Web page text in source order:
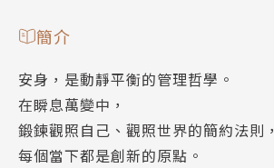
簡介
安身，是動靜平衡的管理哲學。
在瞬息萬變中，
鍛鍊觀照自己、觀照世界的簡約法則，
每個當下都是創新的原點。